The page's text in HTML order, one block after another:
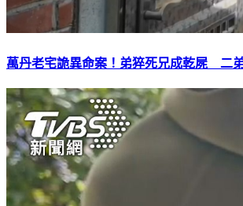
萬丹老宅詭異命案！弟猝死兄成乾屍 二